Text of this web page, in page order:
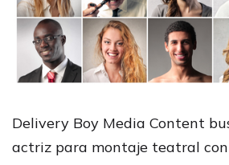
Delivery Boy Media Content
actriz para montaje teatral con